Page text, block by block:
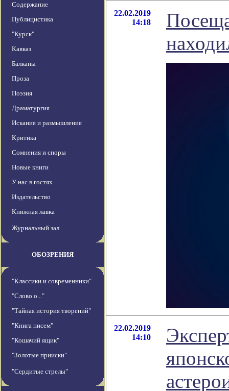
Содержание
Публицистика
"Курск"
Кавказ
Балканы
Проза
Поэзия
Драматургия
Искания и размышления
Критика
Сомнения и споры
Новые книги
У нас в гостях
Издательство
Книжная лавка
Журнальный зал
ОБОЗРЕНИЯ
"Классики и современники"
"Слово о..."
"Тайная история творений"
"Книга писем"
"Кошачий ящик"
"Золотые прииски"
"Сердитые стрелы"
22.02.2019
14:18
22.02.2019
14:10